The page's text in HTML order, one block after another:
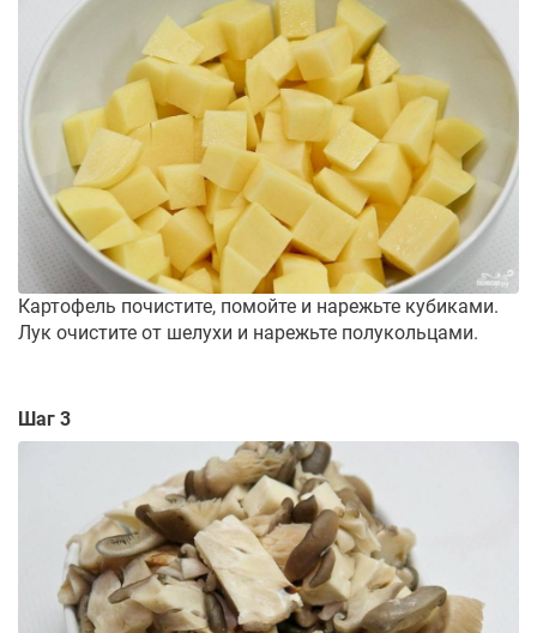
Картофель почистите, помойте и нарежьте кубиками.
Лук очистите от шелухи и нарежьте полукольцами.
Шаг 3